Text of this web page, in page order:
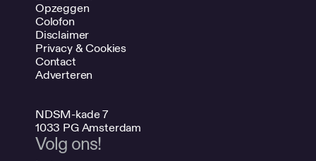
Opzeggen
Colofon
Disclaimer
Privacy & Cookies
Contact
Adverteren
NDSM-kade 7
1033 PG Amsterdam
Volg ons!